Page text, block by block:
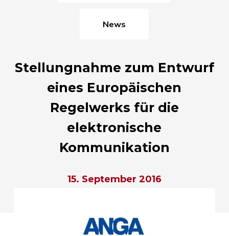
News
Stellungnahme zum Entwurf
eines Europäischen
Regelwerks für die
elektronische
Kommunikation
15. September 2016